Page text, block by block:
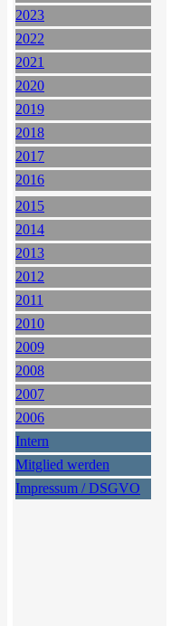
2023
2022
2021
2020
2019
2018
2017
2016
2015
2014
2013
2012
2011
2010
2009
2008
2007
2006
Intern
Mitglied werden
Impressum / DSGVO